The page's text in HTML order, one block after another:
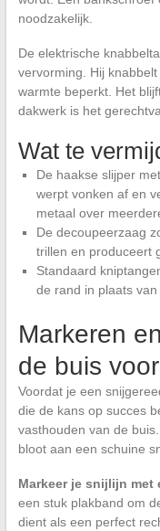
noodzakelijk.
De elektrische
vervorming. Hij
warmte beperkt. Het
dakwerk is het
Wat te
De haakse slijper
werpt vonken af en
metaal over
De decoupeerzaag
trillen en produceert
Standaard
de rand in plaats
Markeren
de buis
Voordat je een
die de kans op succes
vasthouden van de
bloot aan een schuine
Markeer je snijlijn
een stuk plakband om
dient als een perfect